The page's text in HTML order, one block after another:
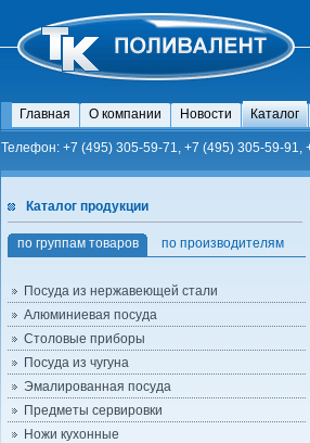
Главная О компании Новости Каталог
Телефон: +7 (495) 305-59-71, +7 (495) 305-59-91,
Каталог продукции
по группам товаров по производителям
Посуда из нержавеющей стали
Алюминиевая посуда
Столовые приборы
Посуда из чугуна
Эмалированная посуда
Предметы сервировки
Ножи кухонные